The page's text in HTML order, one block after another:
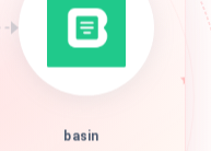
basin